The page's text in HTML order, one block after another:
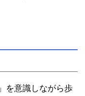
」を意識しながら歩